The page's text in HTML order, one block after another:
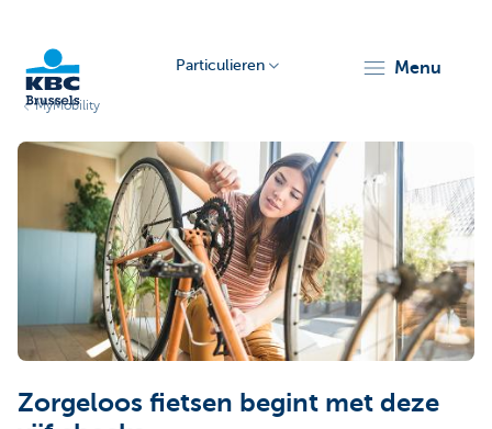
Brussels
Particulieren menu
MyMobility
Zorgeloos fietsen begint met deze